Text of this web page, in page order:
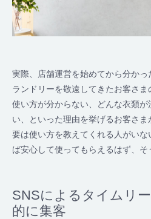
実際、店舗運営を始めてから分か
ランドリーを敬遠してきたお客さ
使い方が分からない、どんな衣類
い、といった理由を挙げるお客さま
要は使い方を教えてくれる人がい
ば安心して使ってもらえるはず、そ
SNSによるタイムリ
的に集客